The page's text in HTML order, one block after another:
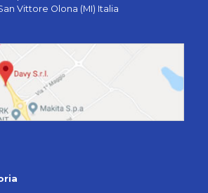
Vittore Olona (MI) Italia